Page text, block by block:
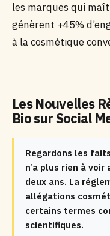
les marques qui
génèrent +45%
à la cosmétique
Les Nouvelles
Bio sur Social
Regardons les
n’a plus rien à voir
deux ans. La
allégations
certains termes
scientifiques.